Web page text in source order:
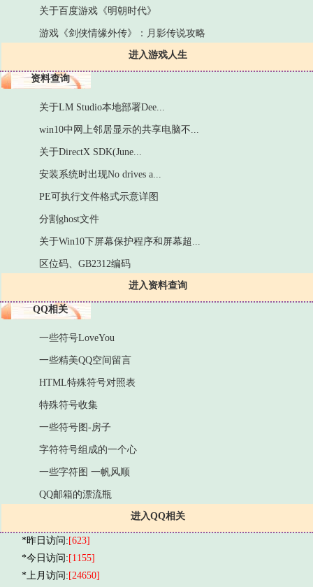
进入游戏人生
关于百度游戏《明朝时代》
游戏《剑侠情缘外传》：月影传说攻略
资料查询
进入资料查询
关于LM Studio本地部署Dee...
win10中网上邻居显示的共享电脑不...
关于DirectX SDK(June...
安装系统时出现No drives a...
PE可执行文件格式示意详图
分割ghost文件
关于Win10下屏幕保护程序和屏幕超...
区位码、GB2312编码
QQ相关
进入QQ相关
一些符号LoveYou
一些精美QQ空间留言
HTML特殊符号对照表
特殊符号收集
一些符号图-房子
字符符号组成的一个心
一些字符图 一帆风顺
QQ邮箱的漂流瓶
*昨日访问: [623]
*今日访问: [1155]
*上月访问: [24650]